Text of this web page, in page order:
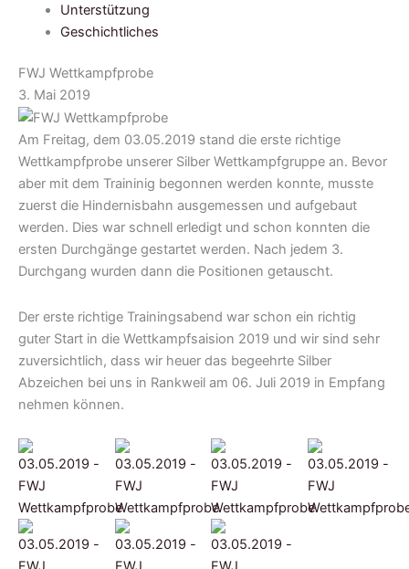
Unterstützung
Geschichtliches
FWJ Wettkampfprobe
3. Mai 2019
Am Freitag, dem 03.05.2019 stand die erste richtige
Wettkampfprobe unserer Silber Wettkampfgruppe an. Bevor
aber mit dem Traininig begonnen werden konnte, musste
zuerst die Hindernisbahn ausgemessen und aufgebaut
werden. Dies war schnell erledigt und schon konnten die
ersten Durchgänge gestartet werden. Nach jedem 3.
Durchgang wurden dann die Positionen getauscht.
Der erste richtige Trainingsabend war schon ein richtig
guter Start in die Wettkampfsaision 2019 und wir sind sehr
zuversichtlich, dass wir heuer das begeehrte Silber
Abzeichen bei uns in Rankweil am 06. Juli 2019 in Empfang
nehmen können.